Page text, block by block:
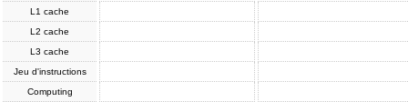
L1 cache
L2 cache
L3 cache
Jeu d'instructions
Computing